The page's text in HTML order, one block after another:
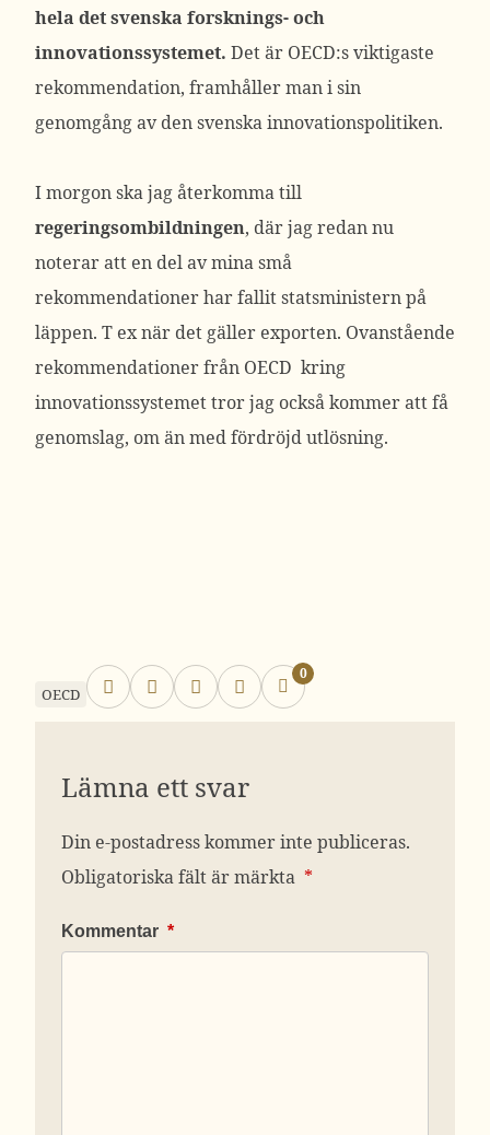
hela det svenska forsknings- och
innovationssystemet. Det är OECD:s viktigaste
rekommendation, framhåller man i sin
genomgång av den svenska innovationspolitiken.
I morgon ska jag återkomma till
regeringsombildningen, där jag redan nu
noterar att en del av mina små
rekommendationer har fallit statsministern på
läppen. T ex när det gäller exporten. Ovanstående
rekommendationer från OECD kring
innovationssystemet tror jag också kommer att få
genomslag, om än med fördröjd utlösning.
OECD
0
Lämna ett svar
Din e-postadress kommer inte publiceras.
Obligatoriska fält är märkta *
Kommentar *